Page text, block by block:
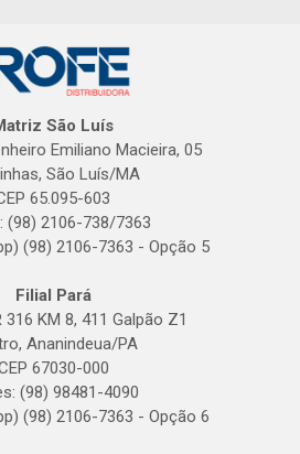
São Luís
Emiliano Macieira, 05
São Luís/MA
65.095-603
(98) 2106-738/7363
(98) 2106-7363 - Opção 5
Filial Pará
316 KM 8, 411 Galpão Z1
Ananindeua/PA
67030-000
(98) 98481-4090
(98) 2106-7363 - Opção 6